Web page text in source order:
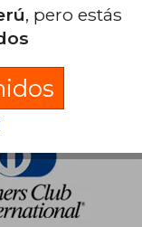
, pero estás